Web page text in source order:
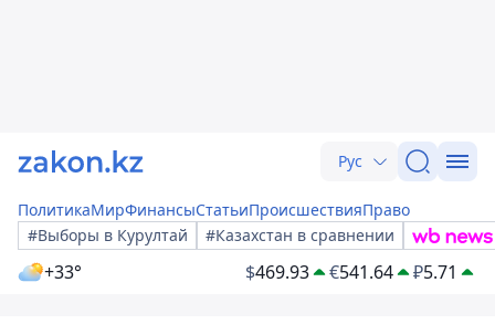
Рус
ПолитикаМирФинансыСтатьиПроисшествияПраво
#Выборы в Курултай
#Казахстан в сравнении
+33° $469.93 €541.64 ₽5.71